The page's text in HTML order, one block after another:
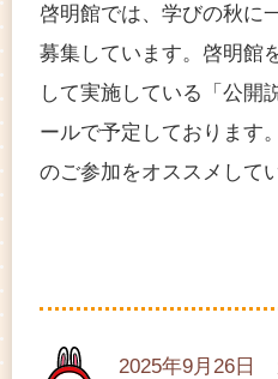
啓明館では、学びの秋に
募集しています。啓明館
して実施している「公開
ールで予定しております
のご参加をオススメして
2025年9月26日